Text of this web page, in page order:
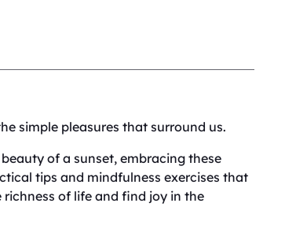
simple pleasures that surround us.
of a sunset, embracing these
tips and mindfulness exercises that
of life and find joy in the